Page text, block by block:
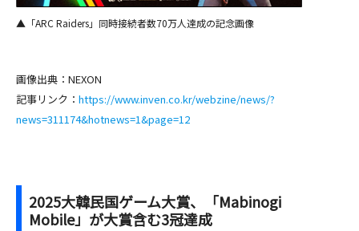
▲「ARC Raiders」同時接続者数70万人達成の記念画像
画像出典：NEXON
記事リンク： https://www.inven.co.kr/webzine/news/?
news=311174&hotnews=1&page=12
2025大韓民国ゲーム大賞、「Mabinogi
Mobile」が大賞含む3冠達成